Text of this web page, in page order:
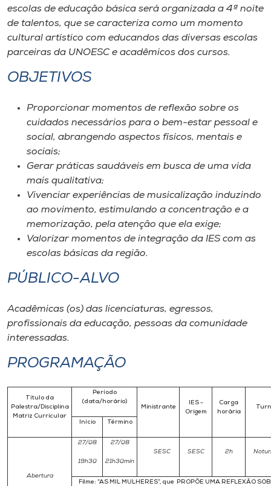
escolas de educação básica será organizada a 4ª noite
de talentos, que se caracteriza como um momento
cultural artístico com educandos das diversas escolas
parceiras da UNOESC e acadêmicos dos cursos.
OBJETIVOS
Proporcionar momentos de reflexão sobre os
cuidados necessários para o bem-estar pessoal e
social, abrangendo aspectos físicos, mentais e
sociais;
Gerar práticas saudáveis em busca de uma vida
mais qualitativa;
Vivenciar experiências de musicalização induzindo
ao movimento, estimulando a concentração e a
memorização, pela atenção que ela exige;
Valorizar momentos de integração da IES com as
escolas básicas da região.
PÚBLICO-ALVO
Acadêmicas (os) das licenciaturas, egressos,
profissionais da educação, pessoas da comunidade
interessadas.
PROGRAMAÇÃO
Título da
Palestra/Disciplina
Matriz Curricular
Período
(data/horário)
Ministrante
IES -
Origem
Carga
horária
Início Término
Abertura
27/08
19h30
27/08
21h30min
SESC SESC 2h
Filme: “AS MIL MULHERES”, que PROPÕE UMA REFLEXÃO